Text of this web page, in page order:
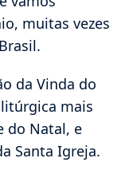
muitas vezes
da Vinda do
mais
do Natal, e
Santa Igreja.